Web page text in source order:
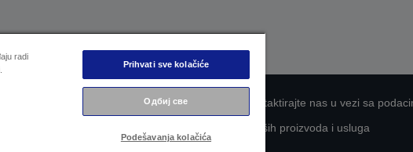
EU Data Act Compliance Kontaktirajte nas u vezi sa
kompanije Epson za što veću pristupačnost naših proizvoda i usluga
radi
Prihvati sve kolačiće
Одбиј све
Podešavanja kolačića